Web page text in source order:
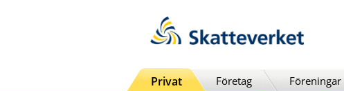
Privat Företag Föreningar